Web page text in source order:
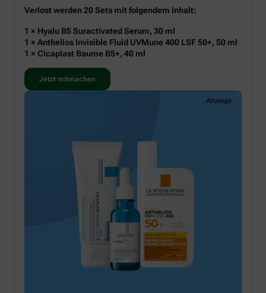
Verlost werden 20 Sets mit folgendem Inhalt:
1 × Hyalu B5 Suractivated Serum, 30 ml
1 × Anthelios Invisible Fluid UVMune 400 LSF 50+, 50 ml
1 × Cicaplast Baume B5+, 40 ml
Jetzt mitmachen